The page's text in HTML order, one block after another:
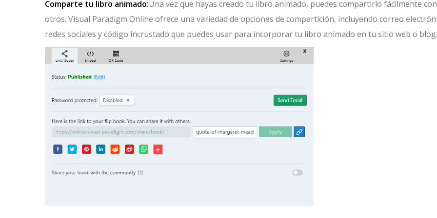
Comparte tu libro animado:Una vez que hayas creado tu libro animado, puedes compartirlo fácilmente con
otros. Visual Paradigm Online ofrece una variedad de opciones de compartición, incluyendo correo
redes sociales y código incrustado que puedes usar para incorporar tu libro animado en tu sitio web o blog.